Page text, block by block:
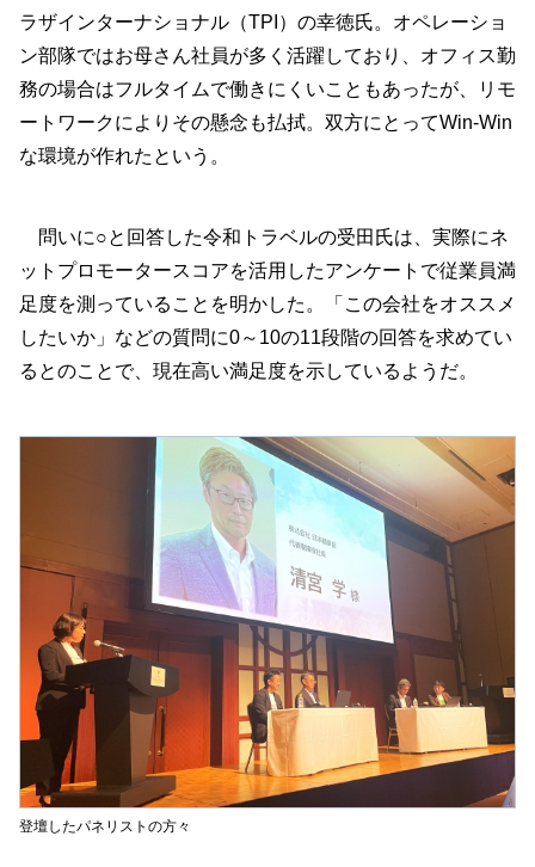
ラザインターナショナル（TPI）の幸徳氏。オペレーショ
ン部隊ではお母さん社員が多く活躍しており、オフィス勤
務の場合はフルタイムで働きにくいこともあったが、リモ
ートワークによりその懸念も払拭。双方にとってWin-Win
な環境が作れたという。
問いに○と回答した令和トラベルの受田氏は、実際にネ
ットプロモータースコアを活用したアンケートで従業員満
足度を測っていることを明かした。「この会社をオススメ
したいか」などの質問に0～10の11段階の回答を求めてい
るとのことで、現在高い満足度を示しているようだ。
登壇したパネリストの方々